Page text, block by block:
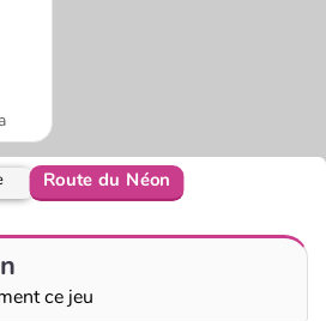
Route du Néon
ce jeu